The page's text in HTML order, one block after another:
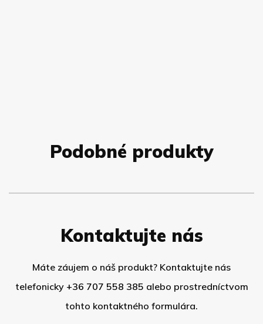
Podobné produkty
Kontaktujte nás
Máte záujem o náš produkt? Kontaktujte nás
telefonicky +36 707 558 385 alebo prostredníctvom
tohto kontaktného formulára.